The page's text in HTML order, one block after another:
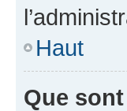
Haut
Que